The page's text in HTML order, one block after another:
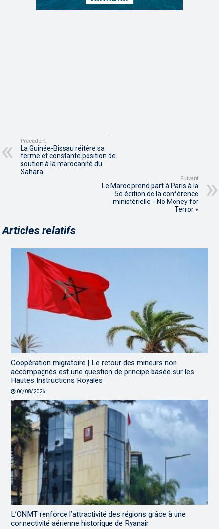
,
,
Précédent
La Guinée-Bissau réitère sa
ferme et constante position de
soutien à la marocanité du
Sahara
Suivant
Le Maroc prend part à Paris à la
5e édition de la conférence
ministérielle « No Money for
Terror »
Articles relatifs
Coopération migratoire | Le retour des mineurs non
accompagnés est une question de principe basée sur les
Hautes Instructions Royales
06/08/2026
L’ONMT renforce l’attractivité des régions grâce à une
connectivité aérienne historique de Ryanair